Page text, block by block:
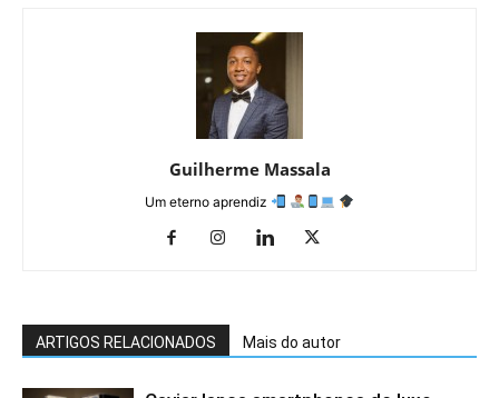
Guilherme Massala
Um eterno aprendiz
ARTIGOS RELACIONADOS Mais do autor